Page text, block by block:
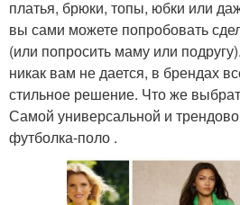
платья, брюки, топы, юбки или
вы сами можете попробовать
(или попросить маму или
никак вам не дается, в брендах
стильное решение. Что же
Самой универсальной и
футболка‑поло .